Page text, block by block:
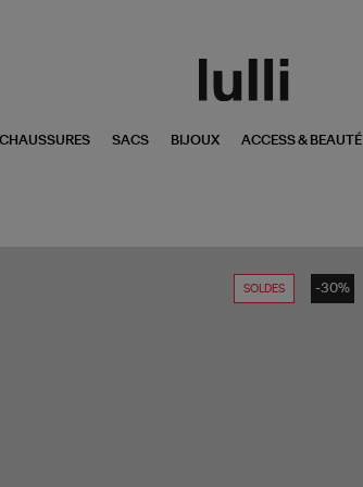
CHAUSSURES SACS BIJOUX ACCESS & BEAUTÉ
SOLDES -30%